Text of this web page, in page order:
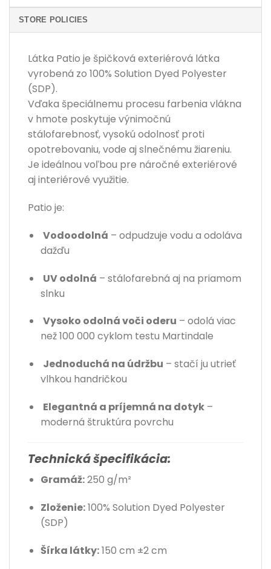
STORE POLICIES
Látka Patio je špičková exteriérová látka
vyrobená zo 100% Solution Dyed Polyester
(SDP).
Vďaka špeciálnemu procesu farbenia vlákna
v hmote poskytuje výnimočnú
stálofarebnosť, vysokú odolnosť proti
opotrebovaniu, vode aj slnečnému žiareniu.
Je ideálnou voľbou pre náročné exteriérové
aj interiérové využitie.
Patio je:
Vodoodolná – odpudzuje vodu a odoláva
dažďu
UV odolná – stálofarebná aj na priamom
slnku
Vysoko odolná voči oderu – odolá viac
než 100 000 cyklom testu Martindale
Jednoduchá na údržbu – stačí ju utrieť
vlhkou handričkou
Elegantná a príjemná na dotyk–
moderná štruktúra povrchu
Technická špecifikácia:
Gramáž:250 g/m²
Zloženie:100% Solution Dyed Polyester
(SDP)
Šírka látky:150 cm ±2 cm